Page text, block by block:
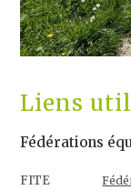
Liens
Fédérations
FITE